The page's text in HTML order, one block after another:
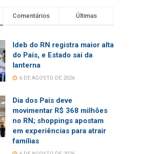
Comentários Últimas
Ideb do RN registra maior alta
do País, e Estado sai da
lanterna
6 DE AGOSTO DE 2026
Dia dos Pais deve
movimentar R$ 368 milhões
no RN; shoppings apostam
em experiências para atrair
famílias